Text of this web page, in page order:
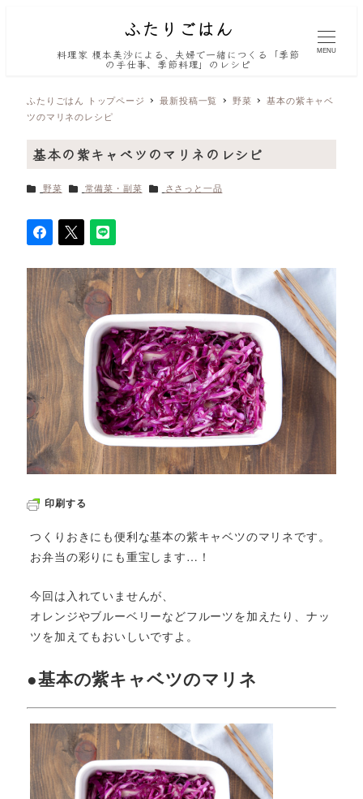
料理家 榎本美沙による、夫婦で一緒につくる「季節
の手仕事、季節料理」のレシピ
MENU
ふたりごはん トップページ 最新投稿一覧 野菜
基本の紫キャベ
ツのマリネのレシピ
基本の紫キャベツのマリネのレシピ
カテゴリー
野菜 カテゴリー
常備菜・副菜 カテゴリー
ささっと一品
印刷する
つくりおきにも便利な基本の紫キャベツのマリネです。
お弁当の彩りにも重宝します…！
今回は入れていませんが、
オレンジやブルーベリーなどフルーツを加えたり、ナッ
ツを加えてもおいしいですよ。
●基本の紫キャベツのマリネ